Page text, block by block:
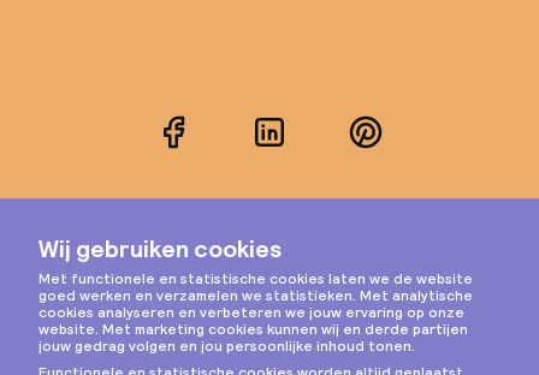
FacebookLinkedInPinterest
Instagram